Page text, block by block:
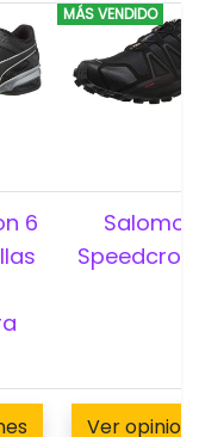
MÁS VENDIDO
6
Salomon
Ver